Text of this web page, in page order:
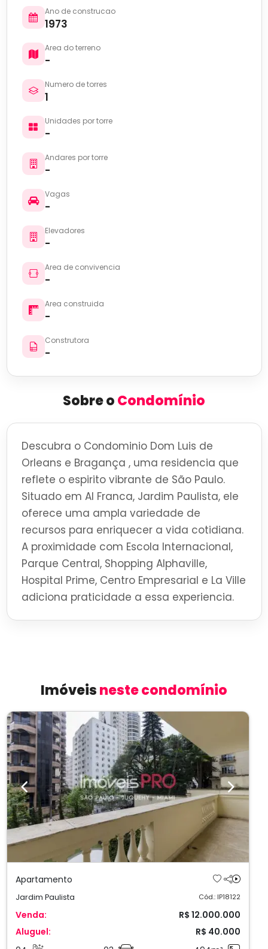
Ano de construcao
1973
Area do terreno
-
Numero de torres
1
Unidades por torre
-
Andares por torre
-
Vagas
-
Elevadores
-
Area de convivencia
-
Area construida
-
Construtora
-
Sobre oCondomínio
Descubra o Condominio Dom Luis de
Orleans e Bragança , uma residencia que
reflete o espirito vibrante de São Paulo.
Situado em Al Franca, Jardim Paulista, ele
oferece uma ampla variedade de
recursos para enriquecer a vida cotidiana.
A proximidade com Escola Internacional,
Parque Central, Shopping Alphaville,
Hospital Prime, Centro Empresarial e La Ville
adiciona praticidade a essa experiencia.
Imóveisneste condomínio
Previous Next
Apartamento
Jardim Paulista Cód.: IP18122
Venda:
R$ 12.000.000
Aluguel:
R$ 40.000